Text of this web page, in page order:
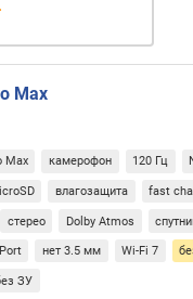
Max
Max камерофон 120 Гц
влагозащита fast
стерео Dolby Atmos
нет 3.5 мм Wi-Fi 7
ЗУ